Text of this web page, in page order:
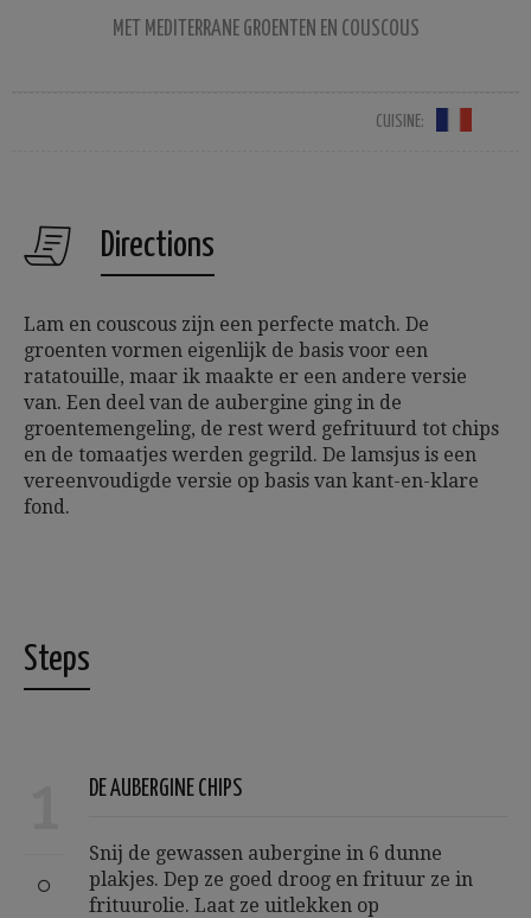
MET MEDITERRANE GROENTEN EN COUSCOUS
CUISINE:
Directions
Lam en couscous zijn een perfecte match. De
groenten vormen eigenlijk de basis voor een
ratatouille, maar ik maakte er een andere versie
van. Een deel van de aubergine ging in de
groentemengeling, de rest werd gefrituurd tot chips
en de tomaatjes werden gegrild. De lamsjus is een
vereenvoudigde versie op basis van kant-en-klare
fond.
Steps
DE AUBERGINE CHIPS
Snij de gewassen aubergine in 6 dunne
plakjes. Dep ze goed droog en frituur ze in
frituurolie. Laat ze uitlekken op